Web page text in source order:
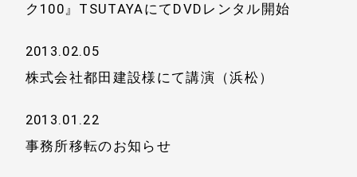
ク100』TSUTAYAにてDVDレンタル開始
2013.02.05
株式会社都田建設様にて講演（浜松）
2013.01.22
事務所移転のお知らせ